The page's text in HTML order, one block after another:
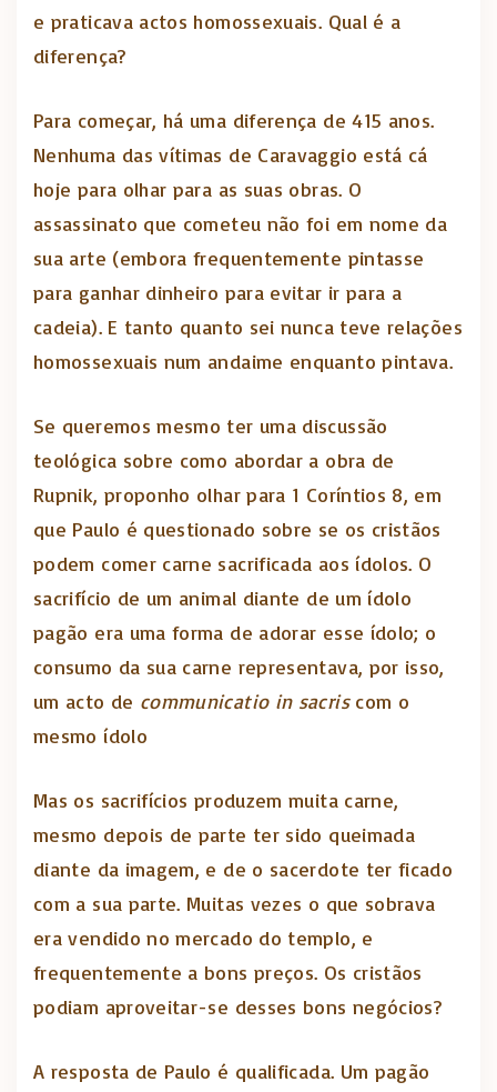
e praticava actos homossexuais. Qual é a
diferença?
Para começar, há uma diferença de 415 anos.
Nenhuma das vítimas de Caravaggio está cá
hoje para olhar para as suas obras. O
assassinato que cometeu não foi em nome da
sua arte (embora frequentemente pintasse
para ganhar dinheiro para evitar ir para a
cadeia). E tanto quanto sei nunca teve relações
homossexuais num andaime enquanto pintava.
Se queremos mesmo ter uma discussão
teológica sobre como abordar a obra de
Rupnik, proponho olhar para 1 Coríntios 8, em
que Paulo é questionado sobre se os cristãos
podem comer carne sacrificada aos ídolos. O
sacrifício de um animal diante de um ídolo
pagão era uma forma de adorar esse ídolo; o
consumo da sua carne representava, por isso,
um acto de communicatio in sacriscom o
mesmo ídolo
Mas os sacrifícios produzem muita carne,
mesmo depois de parte ter sido queimada
diante da imagem, e de o sacerdote ter ficado
com a sua parte. Muitas vezes o que sobrava
era vendido no mercado do templo, e
frequentemente a bons preços. Os cristãos
podiam aproveitar-se desses bons negócios?
A resposta de Paulo é qualificada. Um pagão